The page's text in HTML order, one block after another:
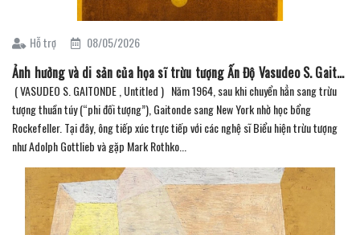
Hỗ trợ 08/05/2026
Ảnh hưởng và di sản của họa sĩ trừu tượng Ấn Độ Vasudeo S. Gaitonde ( Phần 2 )
( VASUDEO S. GAITONDE , Untitled ) Năm 1964, sau khi chuyển hẳn sang trừu
tượng thuần túy (“phi đối tượng”), Gaitonde sang New York nhờ học bổng
Rockefeller. Tại đây, ông tiếp xúc trực tiếp với các nghệ sĩ Biểu hiện trừu tượng
như Adolph Gottlieb và gặp Mark Rothko...